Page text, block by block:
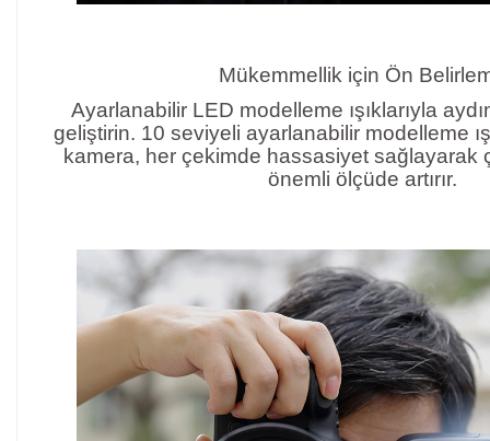
Mükemmellik için Ön
Ayarlanabilir LED modelleme ışıklarıyla
geliştirin. 10 seviyeli ayarlanabilir modelleme
kamera, her çekimde hassasiyet sağlayarak
önemli ölçüde artırır.